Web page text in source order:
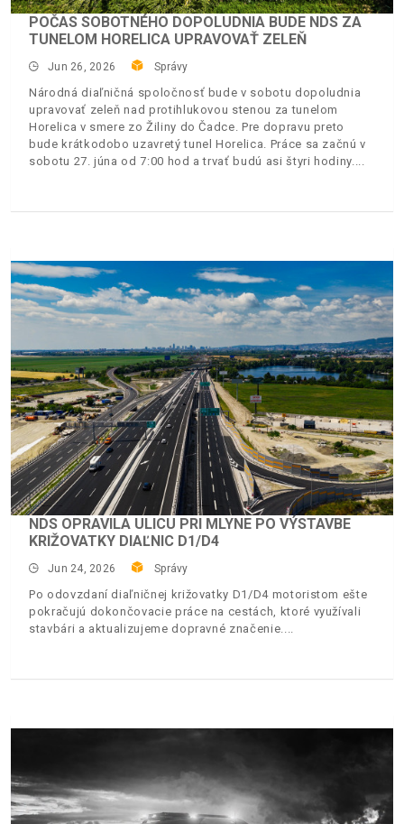
POČAS SOBOTNÉHO DOPOLUDNIA BUDE NDS ZA
TUNELOM HORELICA UPRAVOVAŤ ZELEŇ
Jun 26, 2026 Správy
Národná diaľničná spoločnosť bude v sobotu dopoludnia
upravovať zeleň nad protihlukovou stenou za tunelom
Horelica v smere zo Žiliny do Čadce. Pre dopravu preto
bude krátkodobo uzavretý tunel Horelica. Práce sa začnú v
sobotu 27. júna od 7:00 hod a trvať budú asi štyri hodiny.
NDS OPRAVILA ULICU PRI MLYNE PO VÝSTAVBE
KRIŽOVATKY DIAĽNIC D1/D4
Jun 24, 2026 Správy
Po odovzdaní diaľničnej križovatky D1/D4 motoristom ešte
pokračujú dokončovacie práce na cestách, ktoré využívali
stavbári a aktualizujeme dopravné značenie.